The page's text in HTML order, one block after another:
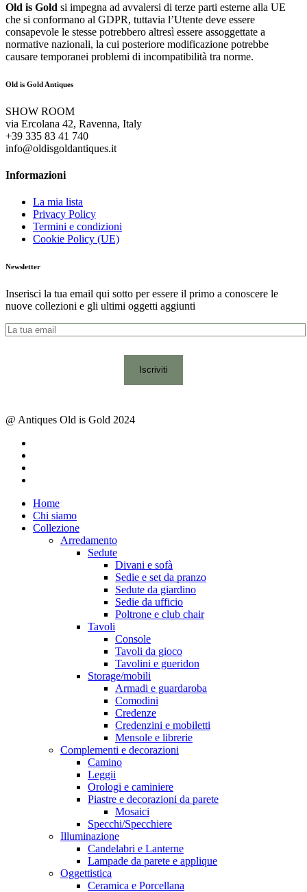
Old is Gold si impegna ad avvalersi di terze parti esterne alla UE
che si conformano al GDPR, tuttavia l’Utente deve essere
consapevole le stesse potrebbero altresì essere assoggettate a
normative nazionali, la cui posteriore modificazione potrebbe
causare temporanei problemi di incompatibilità tra norme.
Old is Gold Antiques
SHOW ROOM
via Ercolana 42, Ravenna, Italy
+39 335 83 41 740
info@oldisgoldantiques.it
Informazioni
La mia lista
Privacy Policy
Termini e condizioni
Cookie Policy (UE)
Newsletter
Inserisci la tua email qui sotto per essere il primo a conoscere le
nuove collezioni e gli ultimi oggetti aggiunti
@ Antiques Old is Gold 2024
Close
Menu
Home
Chi siamo
Collezione
Arredamento
Sedute
Divani e sofà
Sedie e set da pranzo
Sedute da giardino
Sedie da ufficio
Poltrone e club chair
Tavoli
Console
Tavoli da gioco
Tavolini e gueridon
Storage/mobili
Armadi e guardaroba
Comodini
Credenze
Credenzini e mobiletti
Mensole e librerie
Complementi e decorazioni
Camino
Leggii
Orologi e caminiere
Piastre e decorazioni da parete
Mosaici
Specchi/Specchiere
Illuminazione
Candelabri e Lanterne
Lampade da parete e applique
Oggettistica
Ceramica e Porcellana